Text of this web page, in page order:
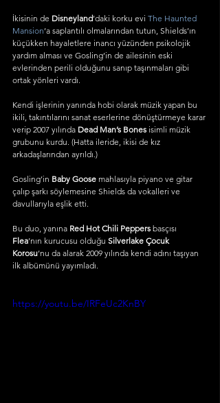
İkisinin de Disneyland’daki korku evi The Haunted
Mansion’a saplantılı olmalarından tutun, Shields’ın
küçükken hayaletlere inancı yüzünden psikolojik
yardım alması ve Gosling’in de ailesinin eski
evlerinden perili olduğunu sanıp taşınmaları gibi
ortak yönleri vardı.
Kendi işlerinin yanında hobi olarak müzik yapan bu
ikili, takıntılarını sanat eserlerine dönüştürmeye karar
verip 2007 yılında Dead Man’s Bones isimli müzik
grubunu kurdu. (Hatta ileride, ikisi de kız
arkadaşlarından ayrıldı.)
Gosling’in Baby Goose mahlasıyla piyano ve gitar
çalıp şarkı söylemesine Shields da vokalleri ve
davullarıyla eşlik etti.
Bu duo, yanına Red Hot Chili Peppers basçısı
Flea’nın kurucusu olduğu Silverlake Çocuk
Korosu’nu da alarak 2009 yılında kendi adını taşıyan
ilk albümünü yayımladı.
https://youtu.be/IRFeUc2KnBY